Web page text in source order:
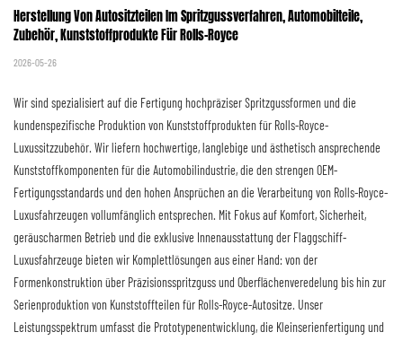
Herstellung Von Autositzteilen Im Spritzgussverfahren, Automobilteile,
Zubehör, Kunststoffprodukte Für Rolls-Royce
2026-05-26
Wir sind spezialisiert auf die Fertigung hochpräziser Spritzgussformen und die
kundenspezifische Produktion von Kunststoffprodukten für Rolls-Royce-
Luxussitzzubehör. Wir liefern hochwertige, langlebige und ästhetisch ansprechende
Kunststoffkomponenten für die Automobilindustrie, die den strengen OEM-
Fertigungsstandards und den hohen Ansprüchen an die Verarbeitung von Rolls-Royce-
Luxusfahrzeugen vollumfänglich entsprechen. Mit Fokus auf Komfort, Sicherheit,
geräuscharmen Betrieb und die exklusive Innenausstattung der Flaggschiff-
Luxusfahrzeuge bieten wir Komplettlösungen aus einer Hand: von der
Formenkonstruktion über Präzisionsspritzguss und Oberflächenveredelung bis hin zur
Serienproduktion von Kunststoffteilen für Rolls-Royce-Autositze. Unser
Leistungsspektrum umfasst die Prototypenentwicklung, die Kleinserienfertigung und